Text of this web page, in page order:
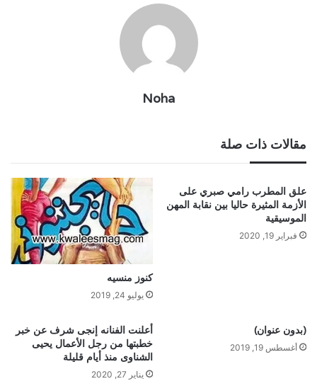
Noha
مقالات ذات صلة
علق المطرب رامي صبري على
الأزمة المثيرة حاليا بين نقابة المهن
الموسيقية
فبراير 19, 2020
كنوز منسيه
يوليو 24, 2019
(بدون عنوان)
أغسطس 19, 2019
أعلنت الفنانه إنجى شرف عن خبر
خطبتها من رجل الأعمال يحيى
الشناوى منذ أيام قليلة
يناير 27, 2020